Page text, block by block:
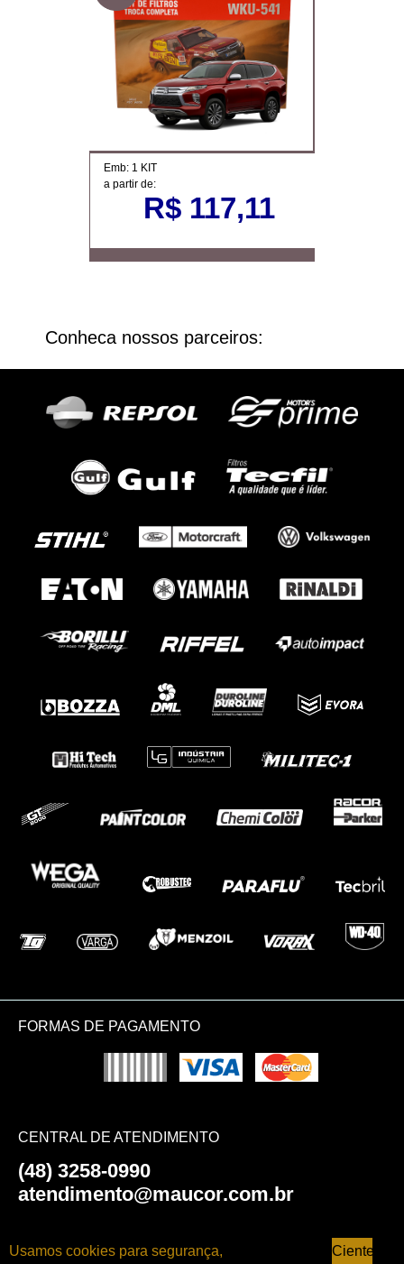
Emb: 1 KIT
a partir de:
R$ 117,11
Conheca nossos parceiros:
FORMAS DE PAGAMENTO
CENTRAL DE ATENDIMENTO
(48) 3258-0990
atendimento@maucor.com.br
AJUDA E SUPORTE
Usamos cookies para segurança, Ciente